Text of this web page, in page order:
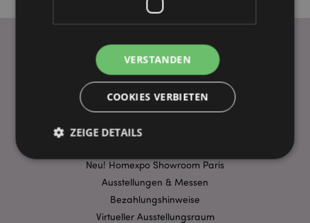
WICHTIGE INFORMATION
FAQ
Lieferbedingungen
Sonderangebote
Neu! Homexpo Showroom Paris
Ausstellungen & Messen
Bezahlungshinweise
Virtueller Ausstellungsraum
VERSTANDEN
COOKIES VERBIETEN
ZEIGE DETAILS
Unbedingt notwendige
Leistungs
Ausrichten
Funktions